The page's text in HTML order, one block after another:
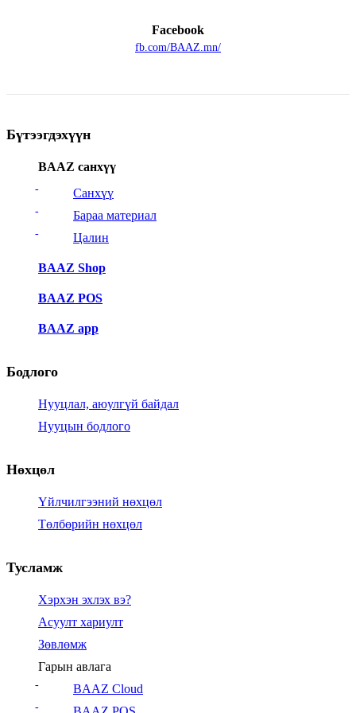
Facebook
fb.com/BAAZ.mn/
Бүтээгдэхүүн
BAAZ санхүү
Санхүү
Бараа материал
Цалин
BAAZ Shop
BAAZ POS
BAAZ app
Бодлого
Нууцлал, аюулгүй байдал
Нууцын бодлого
Нөхцөл
Үйлчилгээний нөхцөл
Төлбөрийн нөхцөл
Тусламж
Хэрхэн эхлэх вэ?
Асуулт хариулт
Зөвлөмж
Гарын авлага
BAAZ Cloud